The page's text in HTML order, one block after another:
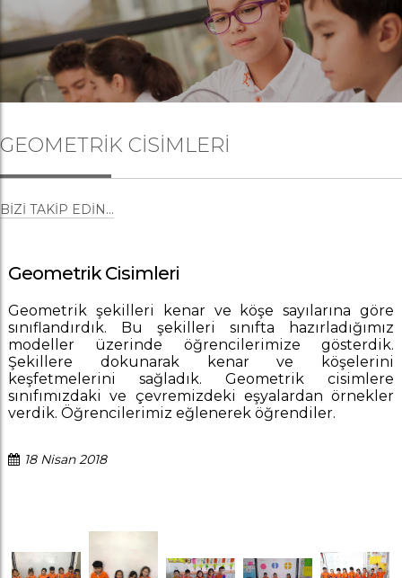
GEOMETRIK CISIMLERI
BIZI TAKIP EDIN...
Geometrik Cisimleri
Geometrik şekilleri kenar ve köşe sayılarına göre
sınıflandırdık. Bu şekilleri sınıfta hazırladığımız
modeller üzerinde öğrencilerimize gösterdik.
Şekillere dokunarak kenar ve köşelerini
keşfetmelerini sağladık. Geometrik cisimlere
sınıfımızdaki ve çevremizdeki eşyalardan örnekler
verdik. Öğrencilerimiz eğlenerek öğrendiler.
18 Nisan 2018